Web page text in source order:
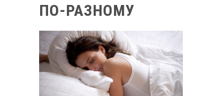
ПО-РАЗНОМУ